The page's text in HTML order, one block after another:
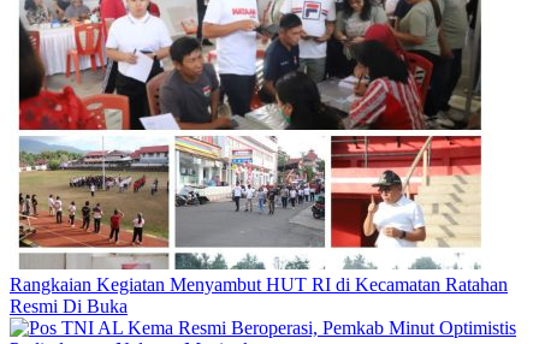
Rangkaian Kegiatan Menyambut HUT RI di Kecamatan Ratahan
Resmi Di Buka